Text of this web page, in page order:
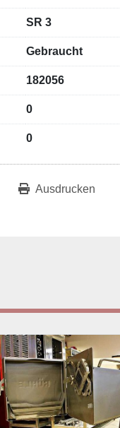
SR 3
Gebraucht
182056
0
0
Ausdrucken